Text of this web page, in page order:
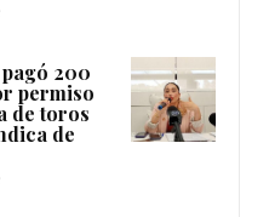
200
permiso
de toros
de